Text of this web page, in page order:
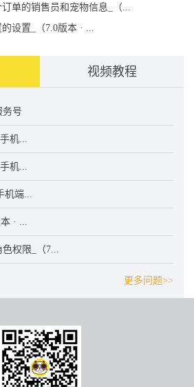
单的销售员和宠物信息_（...
设置_（7.0版本 · ...
视频教程
务号
机...
机...
机端...
· ...
权限_（7...
更多问题>>